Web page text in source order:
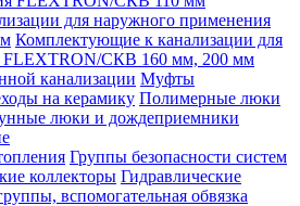
для наружного применения
Комплектующие к канализации для
FLEXTRON/СКВ 160 мм, 200 мм
канализации Муфты
на керамику Полимерные люки
люки и дождеприемники
Группы безопасности систем
коллекторы Гидравлические
вспомогательная обвязка